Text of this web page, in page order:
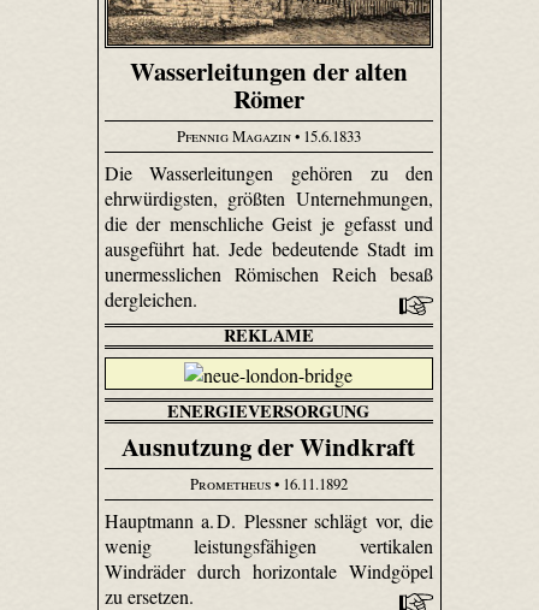
Wasserleitungen der alten
Römer
Pfennig Magazin• 15.6.1833
Die Wasserleitungen gehören zu den
ehrwürdigsten, größten Unternehmungen,
die der menschliche Geist je gefasst und
ausgeführt hat. Jede bedeutende Stadt im
unermesslichen Römischen Reich besaß
dergleichen.
REKLAME
ENERGIEVERSORGUNG
Ausnutzung der Windkraft
Prometheus• 16.11.1892
Hauptmann a. D. Plessner schlägt vor, die
wenig leistungsfähigen vertikalen
Windräder durch horizontale Windgöpel
zu ersetzen.